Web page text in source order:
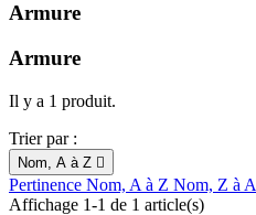
Armure
Armure
Il y a 1 produit.
Trier par :
Nom, A à Z 
Pertinence Nom, A à Z Nom, Z à A
Affichage 1-1 de 1 article(s)